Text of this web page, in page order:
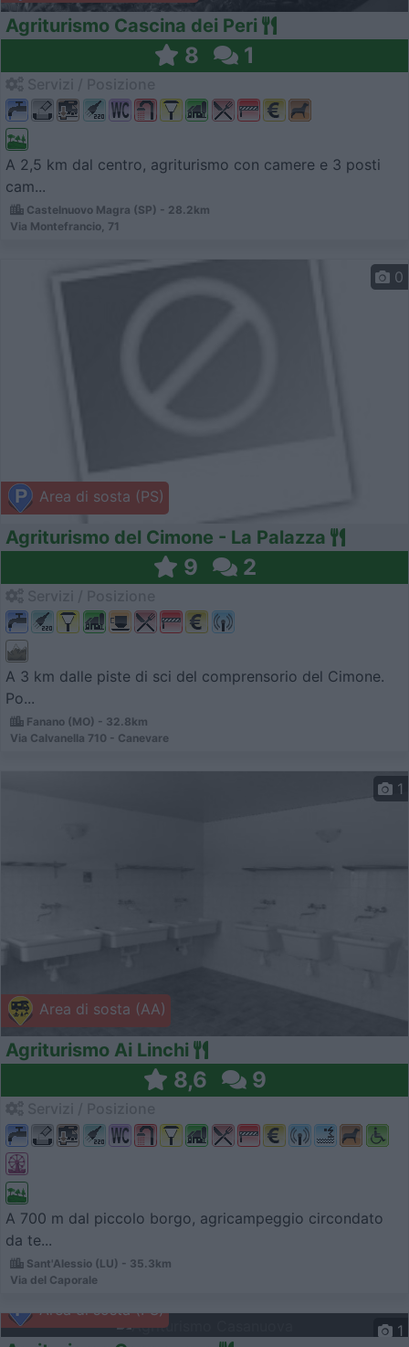
Agriturismo Cascina dei Peri
8 1
A 2,5 km dal centro, agriturismo con camere e 3 posti
cam...
Castelnuovo Magra (SP) - 28.2km
Via Montefrancio, 71
Area di sosta (PS)
0
Agriturismo del Cimone - La Palazza
9 2
A 3 km dalle piste di sci del comprensorio del Cimone.
Po...
Fanano (MO) - 32.8km
Via Calvanella 710 - Canevare
Area di sosta (AA)
1
Agriturismo Ai Linchi
8,6 9
A 700 m dal piccolo borgo, agricampeggio circondato
da te...
Sant'Alessio (LU) - 35.3km
Via del Caporale
Area di sosta (PS)
1